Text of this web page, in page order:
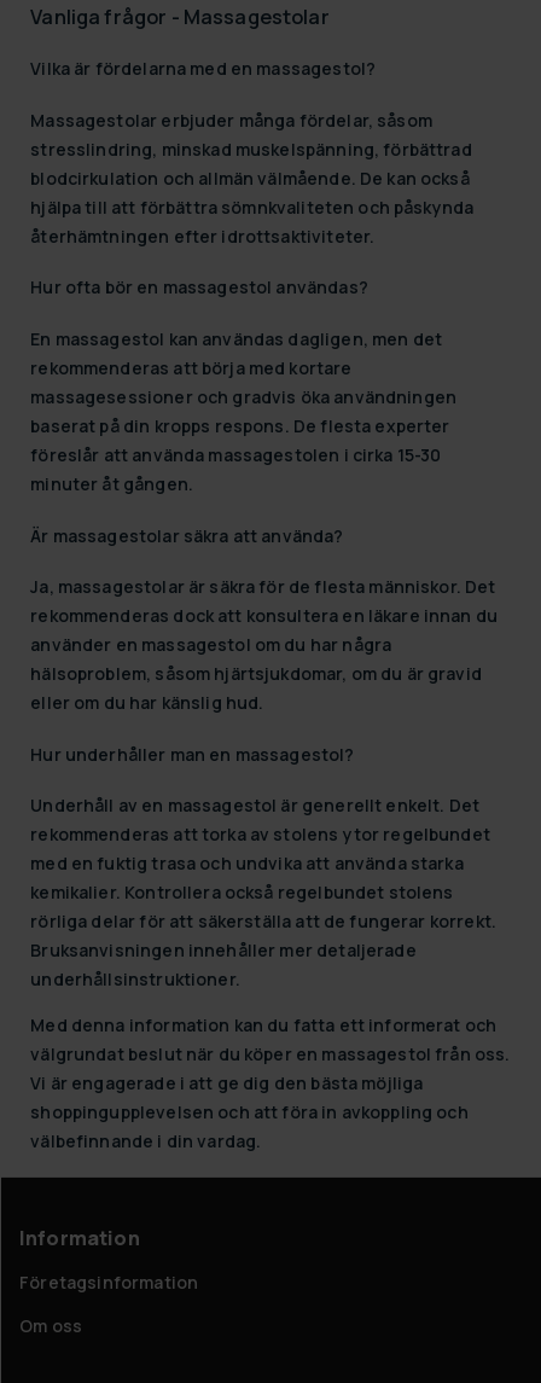
Vanliga frågor - Massagestolar
Vilka är fördelarna med en massagestol?
Massagestolar erbjuder många fördelar, såsom
stresslindring, minskad muskelspänning, förbättrad
blodcirkulation och allmän välmående. De kan också
hjälpa till att förbättra sömnkvaliteten och påskynda
återhämtningen efter idrottsaktiviteter.
Hur ofta bör en massagestol användas?
En massagestol kan användas dagligen, men det
rekommenderas att börja med kortare
massagesessioner och gradvis öka användningen
baserat på din kropps respons. De flesta experter
föreslår att använda massagestolen i cirka 15-30
minuter åt gången.
Är massagestolar säkra att använda?
Ja, massagestolar är säkra för de flesta människor. Det
rekommenderas dock att konsultera en läkare innan du
använder en massagestol om du har några
hälsoproblem, såsom hjärtsjukdomar, om du är gravid
eller om du har känslig hud.
Hur underhåller man en massagestol?
Underhåll av en massagestol är generellt enkelt. Det
rekommenderas att torka av stolens ytor regelbundet
med en fuktig trasa och undvika att använda starka
kemikalier. Kontrollera också regelbundet stolens
rörliga delar för att säkerställa att de fungerar korrekt.
Bruksanvisningen innehåller mer detaljerade
underhållsinstruktioner.
Med denna information kan du fatta ett informerat och
välgrundat beslut när du köper en massagestol från oss.
Vi är engagerade i att ge dig den bästa möjliga
shoppingupplevelsen och att föra in avkoppling och
välbefinnande i din vardag.
Information
Företagsinformation
Om oss